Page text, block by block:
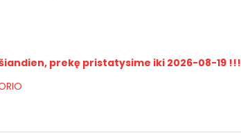
prekę pristatysime iki 2026-08-19 !!!